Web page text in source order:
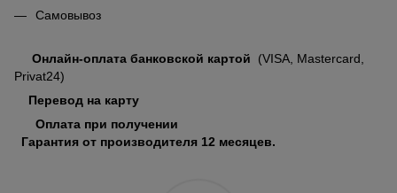
Самовывоз
Онлайн-оплата банковской картой
(VISA, Mastercard,
Privat24)
Перевод на карту
Оплата при получении
Гарантия от производителя 12 месяцев.